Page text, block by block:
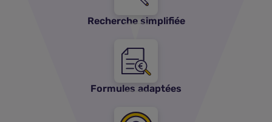
Recherche simplifiée
Formules adaptées